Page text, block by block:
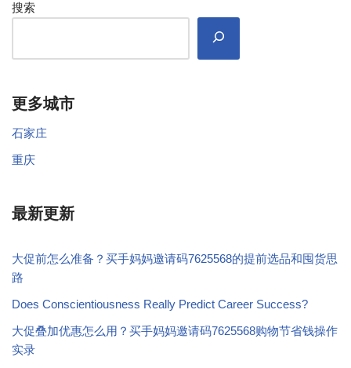
搜索
更多城市
石家庄
重庆
最新更新
大促前怎么准备？买手妈妈邀请码7625568的提前选品和囤货思
路
Does Conscientiousness Really Predict Career Success?
大促叠加优惠怎么用？买手妈妈邀请码7625568购物节省钱操作
实录